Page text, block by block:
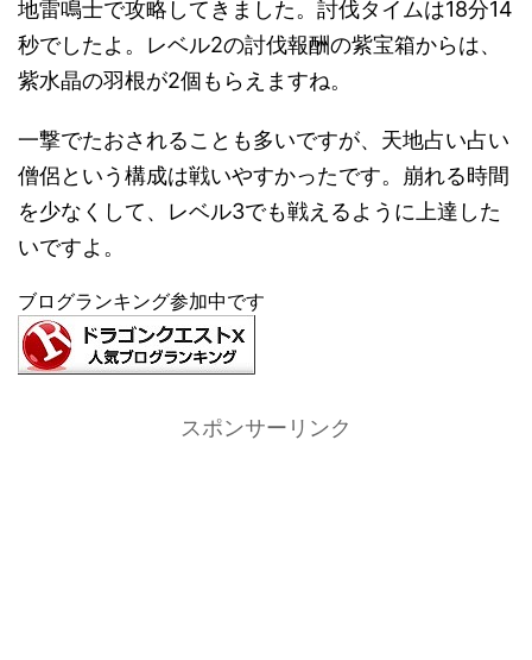
地雷鳴士で攻略してきました。討伐タイムは18分14
秒でしたよ。レベル2の討伐報酬の紫宝箱からは、
紫水晶の羽根が2個もらえますね。
一撃でたおされることも多いですが、天地占い占い
僧侶という構成は戦いやすかったです。崩れる時間
を少なくして、レベル3でも戦えるように上達した
いですよ。
ブログランキング参加中です
スポンサーリンク